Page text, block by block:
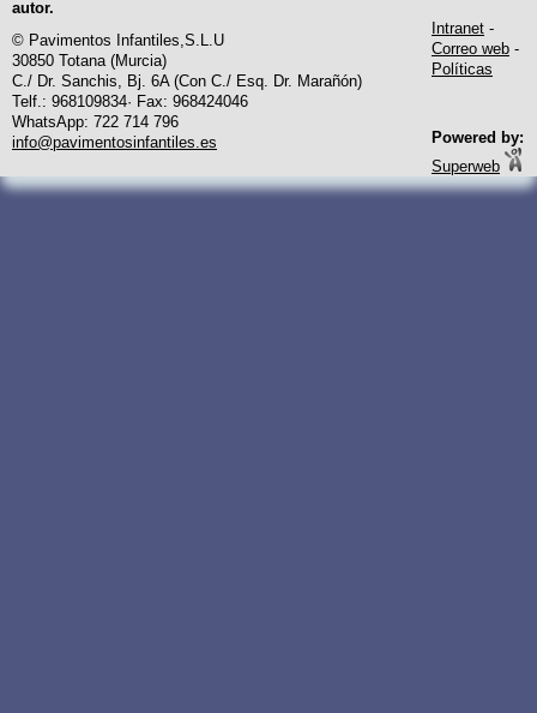
autor.
© Pavimentos Infantiles,S.L.U
30850 Totana (Murcia)
C./ Dr. Sanchis, Bj. 6A (Con C./ Esq. Dr. Marañón)
Telf.: 968109834· Fax: 968424046
WhatsApp: 722 714 796
info@pavimentosinfantiles.es
Intranet -
Correo web -
Políticas
Powered by:
Superweb